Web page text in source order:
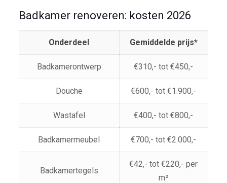
Badkamer renoveren: kosten 2026
Onderdeel Gemiddelde prijs*
Badkamerontwerp €310,- tot €450,-
Douche €600,- tot €1.900,-
Wastafel €400,- tot €800,-
Badkamermeubel €700,- tot €2.000,-
Badkamertegels
€42,- tot €220,- per
m²